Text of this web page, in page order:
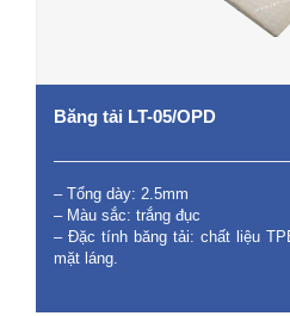
Băng tải LT-05/OPD
– Tổng dày: 2.5mm
– Màu sắc: trắng đục
– Đặc tính băng tải: chất liệu
mặt láng.